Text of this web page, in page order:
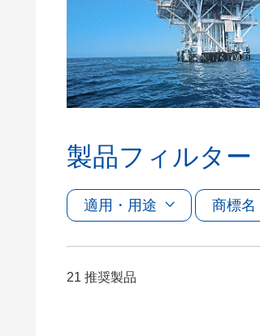
粘土（活性白土）触媒
コイルコーティング
製品フィルター
適用・用途 商標名
21 推奨製品